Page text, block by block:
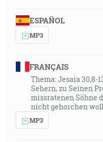
ESPAÑOL
MP3
FRANÇAIS
Thema: Jesaia 30,8-
Sehern, zu Seinen
missratenen Söhne
nicht gehorchen
MP3